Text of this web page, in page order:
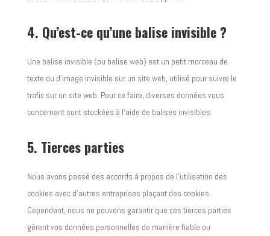
4. Qu’est-ce qu’une balise invisible ?
Une balise invisible (ou balise web) est un petit morceau de
texte ou d’image invisible sur un site web, utilisé pour suivre le
trafic sur un site web. Pour ce faire, diverses données vous
concernant sont stockées à l’aide de balises invisibles.
5. Tierces parties
Nous avons passé des accords à propos de l’utilisation des
cookies avec d’autres entreprises plaçant des cookies.
Cependant, nous ne pouvons garantir que ces tierces parties
gèrent vos données personnelles de manière fiable ou